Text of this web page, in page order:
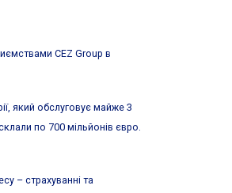
CEZ Group в
який обслуговує майже 3
по 700 мільйонів євро.
– страхуванні та